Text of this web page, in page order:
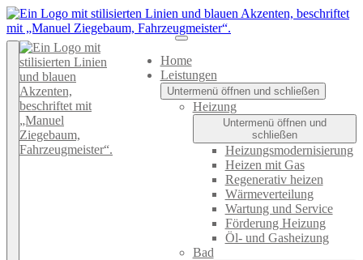
Home
Leistungen
Untermenü öffnen und schließen
Heizung
Untermenü öffnen und
schließen
Heizungsmodernisierung
Heizen mit Gas
Regenerativ heizen
Wärmeverteilung
Wartung und Service
Förderung Heizung
Öl- und Gasheizung
Bad